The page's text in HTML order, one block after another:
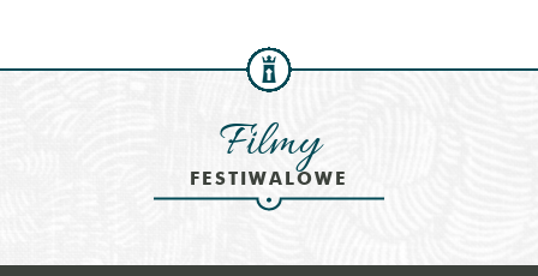
Filmy
FESTIWALOWE